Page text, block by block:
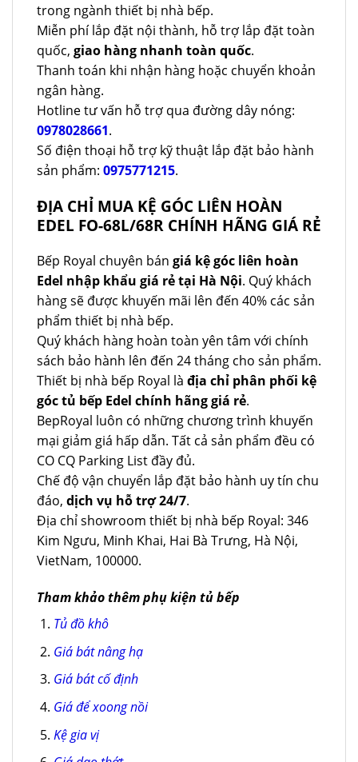
trong ngành thiết bị nhà bếp.
Miễn phí lắp đặt nội thành, hỗ trợ lắp đặt toàn
quốc, giao hàng nhanh toàn quốc.
Thanh toán khi nhận hàng hoặc chuyển khoản
ngân hàng.
Hotline tư vấn hỗ trợ qua đường dây nóng:
0978028661.
Số điện thoại hỗ trợ kỹ thuật lắp đặt bảo hành
sản phẩm: 0975771215.
ĐỊA CHỈ MUA KỆ GÓC LIÊN HOÀN
EDEL FO-68L/68R CHÍNH HÃNG GIÁ RẺ
Bếp Royal chuyên bán giá kệ góc liên hoàn
Edel nhập khẩu giá rẻ tại Hà Nội. Quý khách
hàng sẽ được khuyến mãi lên đến 40% các sản
phẩm thiết bị nhà bếp.
Quý khách hàng hoàn toàn yên tâm với chính
sách bảo hành lên đến 24 tháng cho sản phẩm.
Thiết bị nhà bếp Royal là địa chỉ phân phối kệ
góc tủ bếp Edel chính hãng giá rẻ.
BepRoyal luôn có những chương trình khuyến
mại giảm giá hấp dẫn. Tất cả sản phẩm đều có
CO CQ Parking List đầy đủ.
Chế độ vận chuyển lắp đặt bảo hành uy tín chu
đáo, dịch vụ hỗ trợ 24/7.
Địa chỉ showroom thiết bị nhà bếp Royal: 346
Kim Ngưu, Minh Khai, Hai Bà Trưng, Hà Nội,
VietNam, 100000.
Tham khảo thêm phụ kiện tủ bếp
Tủ đồ khô
Giá bát nâng hạ
Giá bát cố định
Giá để xoong nồi
Kệ gia vị